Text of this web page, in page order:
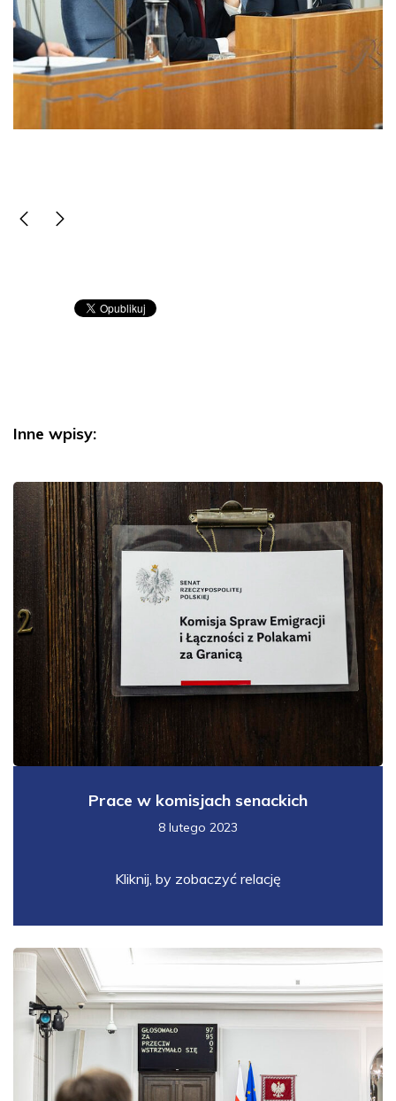
Inne wpisy:
Prace w komisjach senackich
8 lutego 2023
Kliknij, by zobaczyć relację